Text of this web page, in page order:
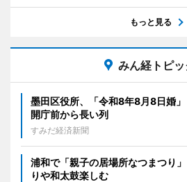
もっと見る
みん経トピ
墨田区役所、「令和8年8月8日婚
開庁前から長い列
すみだ経済新聞
浦和で「親子の居場所なつまつり
りや和太鼓楽しむ